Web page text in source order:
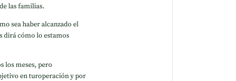
las familias.
sea haber alcanzado el
dirá cómo lo estamos
los meses, pero
en turoperación y por